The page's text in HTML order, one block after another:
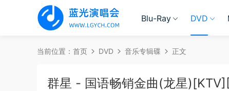
Blu-Ray DVD
当前位置： 首页 DVD 音乐专辑碟 正文
群星 - 国语畅销金曲(龙星